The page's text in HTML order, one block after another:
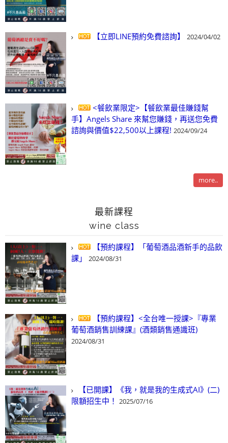
【立即LINE預約免費諮詢】 2024/04/02
<餐飲業限定>【餐飲業最佳賺錢幫
手】Angels Share 來幫您賺錢，再送您免費
諮詢與價值$22,500以上課程! 2024/09/24
more..
最新課程
wine class
【預約課程】「葡萄酒品酒新手的品飲
課」
2024/08/31
【預約課程】<全台唯一授課>『專業
葡萄酒銷售訓練課』(酒類銷售通識班)
2024/08/31
【已開課】《我，就是我的生成式AI》(二)
限額招生中！ 2025/07/16